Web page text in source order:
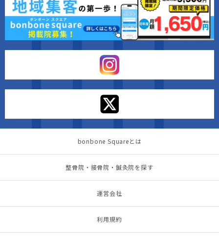
bonbone Squareとは
整骨院・接骨院・鍼灸院を探す
運営会社
利用規約